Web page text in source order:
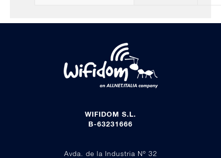
WIFIDOM S.L.
B-63231666
Avda. de la Industria Nº 32